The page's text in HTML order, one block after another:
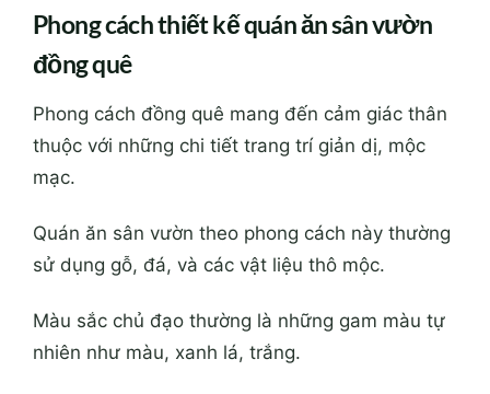
Phong cách thiết kế quán ăn sân vườn
đồng quê
Phong cách đồng quê mang đến cảm giác thân
thuộc với những chi tiết trang trí giản dị, mộc
mạc.
Quán ăn sân vườn theo phong cách này thường
sử dụng gỗ, đá, và các vật liệu thô mộc.
Màu sắc chủ đạo thường là những gam màu tự
nhiên như màu, xanh lá, trắng.